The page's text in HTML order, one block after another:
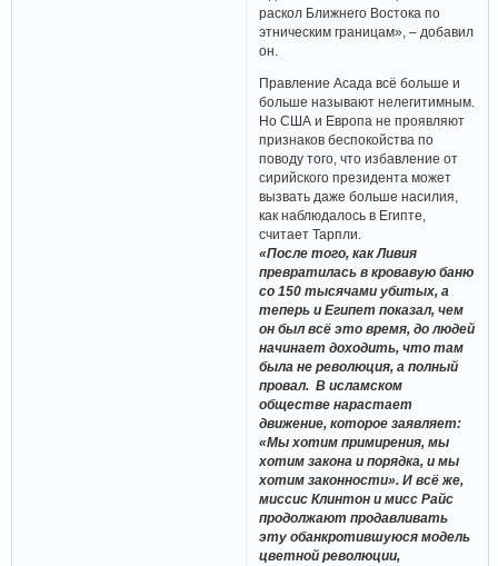
раскол Ближнего Востока по
этническим границам», – добавил
он.
Правление Асада всё больше и
больше называют нелегитимным.
Но США и Европа не проявляют
признаков беспокойства по
поводу того, что избавление от
сирийского президента может
вызвать даже больше насилия,
как наблюдалось в Египте,
считает Тарпли.
«После того, как Ливия
превратилась в кровавую баню
со 150 тысячами убитых, а
теперь и Египет показал, чем
он был всё это время, до людей
начинает доходить, что там
была не революция, а полный
провал. В исламском
обществе нарастает
движение, которое заявляет:
«Мы хотим примирения, мы
хотим закона и порядка, и мы
хотим законности». И всё же,
миссис Клинтон и мисс Райс
продолжают продавливать
эту обанкротившуюся модель
цветной революции,